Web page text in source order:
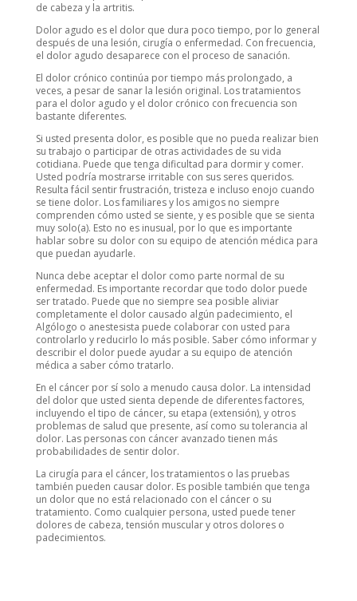
de cabeza y la artritis.
Dolor agudo es el dolor que dura poco tiempo, por lo general
después de una lesión, cirugía o enfermedad. Con frecuencia,
el dolor agudo desaparece con el proceso de sanación.
El dolor crónico continúa por tiempo más prolongado, a
veces, a pesar de sanar la lesión original. Los tratamientos
para el dolor agudo y el dolor crónico con frecuencia son
bastante diferentes.
Si usted presenta dolor, es posible que no pueda realizar bien
su trabajo o participar de otras actividades de su vida
cotidiana. Puede que tenga dificultad para dormir y comer.
Usted podría mostrarse irritable con sus seres queridos.
Resulta fácil sentir frustración, tristeza e incluso enojo cuando
se tiene dolor. Los familiares y los amigos no siempre
comprenden cómo usted se siente, y es posible que se sienta
muy solo(a). Esto no es inusual, por lo que es importante
hablar sobre su dolor con su equipo de atención médica para
que puedan ayudarle.
Nunca debe aceptar el dolor como parte normal de su
enfermedad. Es importante recordar que todo dolor puede
ser tratado. Puede que no siempre sea posible aliviar
completamente el dolor causado algún padecimiento, el
Algólogo o anestesista puede colaborar con usted para
controlarlo y reducirlo lo más posible. Saber cómo informar y
describir el dolor puede ayudar a su equipo de atención
médica a saber cómo tratarlo.
En el cáncer por sí solo a menudo causa dolor. La intensidad
del dolor que usted sienta depende de diferentes factores,
incluyendo el tipo de cáncer, su etapa (extensión), y otros
problemas de salud que presente, así como su tolerancia al
dolor. Las personas con cáncer avanzado tienen más
probabilidades de sentir dolor.
La cirugía para el cáncer, los tratamientos o las pruebas
también pueden causar dolor. Es posible también que tenga
un dolor que no está relacionado con el cáncer o su
tratamiento. Como cualquier persona, usted puede tener
dolores de cabeza, tensión muscular y otros dolores o
padecimientos.